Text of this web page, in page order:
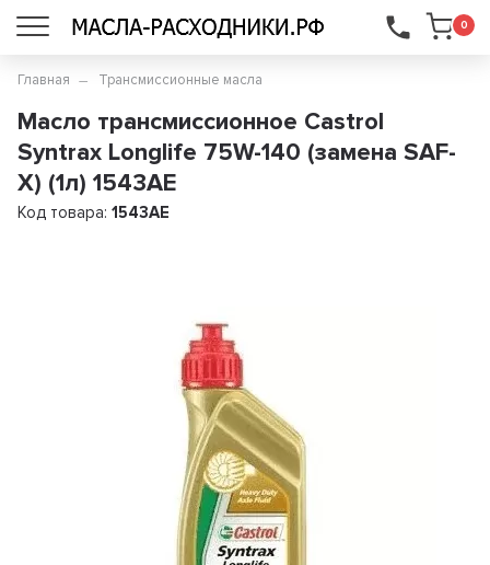
0
...
Главная Трансмиссионные масла
Масло трансмиссионное Castrol
Syntrax Longlife 75W-140 (замена SAF-
X) (1л) 1543AE
Код товара:1543AE